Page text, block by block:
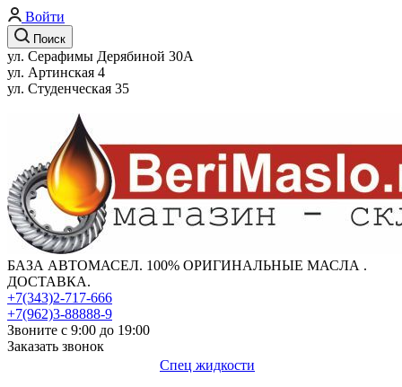
Войти
Поиск
ул. Серафимы Дерябиной 30А
ул. Артинская 4
ул. Студенческая 35
БАЗА АВТОМАСЕЛ. 100% ОРИГИНАЛЬНЫЕ МАСЛА .
ДОСТАВКА.
+7(343)2-717-666
+7(962)3-88888-9
Звоните с 9:00 до 19:00
Заказать звонок
Спец жидкости